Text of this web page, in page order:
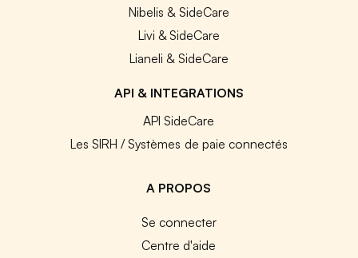
Nibelis & SideCare
Livi & SideCare
Lianeli & SideCare
API & INTEGRATIONS
API SideCare
Les SIRH / Systèmes de paie connectés
A PROPOS
Se connecter
Centre d'aide